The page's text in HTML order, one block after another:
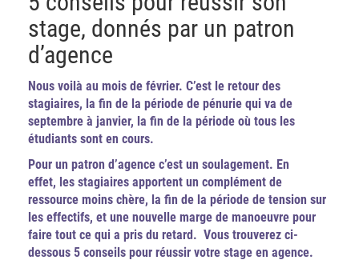
stage, donnés par un patron
d’agence
Nous voilà au mois de février. C’est le retour des
stagiaires, la fin de la période de pénurie qui va de
septembre à janvier, la fin de la période où tous les
étudiants sont en cours.
Pour un patron d’agence c’est un soulagement. En
effet, les stagiaires apportent un complément de
ressource moins chère, la fin de la période de tension sur
les effectifs, et une nouvelle marge de manoeuvre pour
faire tout ce qui a pris du retard. Vous trouverez ci-
dessous 5 conseils pour réussir votre stage en agence.